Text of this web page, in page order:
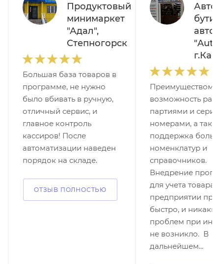
Продуктовый
минимаркет
"Адал",
Степногорск
Большая база товаров в
программе, не нужно
было вбивать в ручную,
отличный сервис, и
главное контроль
кассиров! После
автоматизации наведен
порядок на складе.
ОТЗЫВ ПОЛНОСТЬЮ
Преимуществом
возможность
партиями и
номерами, а
поддержка
номенклатур и
справочников.
Внедрение
для учета товара
предприятии
быстро, и никаких
проблем при
не возникло. В
дальнейшем...